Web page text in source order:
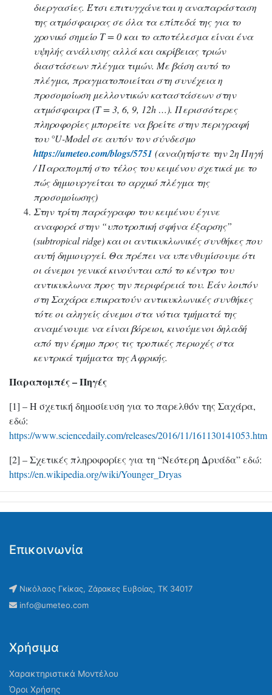
διεργασίες. Έτσι επιτυγχάνεται η αναπαράσταση
της ατμόσφαιρας σε όλα τα επίπεδά της για το
χρονικό σημείο T = 0 και το αποτέλεσμα είναι ένα
υψηλής ανάλυσης αλλά και ακρίβειας τριών
διαστάσεων πλέγμα τιμών. Με βάση αυτό το
πλέγμα, πραγματοποιείται στη συνέχεια η
προσομοίωση μελλοντικών καταστάσεων στην
ατμόσφαιρα (T = 3, 6, 9, 12h …). Περισσότερες
πληροφορίες μπορείτε να βρείτε στην περιγραφή
του °U-Model σε αυτόν τον σύνδεσμο
https://umeteo.com/blogs/5751 (αναζητήστε την 2η Πηγή
/ Παραπομπή στο τέλος του κειμένου σχετικά με το
πώς δημιουργείται το αρχικό πλέγμα της
προσομοίωσης)
Στην τρίτη παράγραφο του κειμένου έγινε
αναφορά στην “υποτροπική σφήνα έξαρσης”
(subtropical ridge) και οι αντικυκλωνικές συνθήκες που
αυτή δημιουργεί. Θα πρέπει να υπενθυμίσουμε ότι
οι άνεμοι γενικά κινούνται από το κέντρο του
αντικυκλωνα προς την περιφέρειά του. Εάν λοιπόν
στη Σαχάρα επικρατούν αντικυκλωνικές συνθήκες
τότε οι αληγείς άνεμοι στα νότια τμήματά της
αναμένουμε να είναι βόρειοι, κινούμενοι δηλαδή
από την έρημο προς τις τροπικές περιοχές στα
κεντρικά τμήματα της Αφρικής.
Παραπομπές – Πηγές
[1] – Η σχετική δημοσίευση για το παρελθόν της Σαχάρα,
εδώ:
https://www.sciencedaily.com/releases/2016/11/161130141053.htm
[2] – Σχετικές πληροφορίες για τη “Νεότερη Δρυάδα” εδώ:
https://en.wikipedia.org/wiki/Younger_Dryas
Επικοινωνία
Νικόλαος Γκίκας, Ζάρακες Ευβοίας, ΤΚ 34017
info@umeteo.com
Χρήσιμα
Χαρακτηριστικά Μοντέλου
Όροι Χρήσης